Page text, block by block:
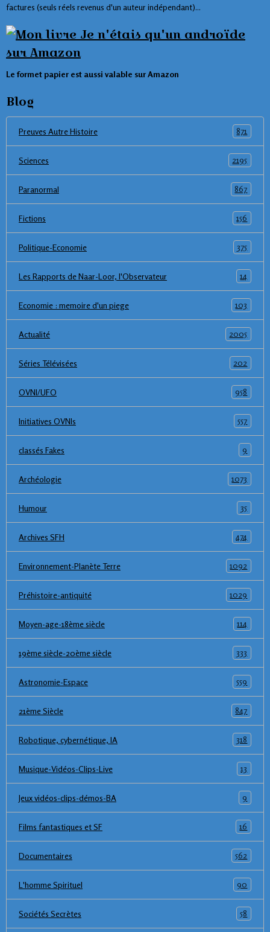
factures (seuls réels revenus d'un auteur indépendant)...
Le formet papier est aussi valable sur Amazon
Blog
Preuves Autre Histoire 871
Sciences 2195
Paranormal 867
Fictions 156
Politique-Economie 375
Les Rapports de Naar-Loor, l'Observateur 14
Economie : memoire d'un piege 103
Actualité 2005
Séries Télévisées 202
OVNI/UFO 958
Initiatives OVNIs 557
classés Fakes 9
Archéologie 1073
Humour 35
Archives SFH 474
Environnement-Planète Terre 1092
Préhistoire-antiquité 1029
Moyen-age-18ème siècle 114
19ème siècle-20ème siècle 333
Astronomie-Espace 559
21ème Siècle 847
Robotique, cybernétique, IA 318
Musique-Vidéos-Clips-Live 13
Jeux vidéos-clips-démos-BA 9
Films fantastiques et SF 16
Documentaires 562
L'homme Spirituel 90
Sociétés Secrètes 58